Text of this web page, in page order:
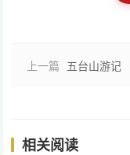
上一篇 五台山游记
相关阅读